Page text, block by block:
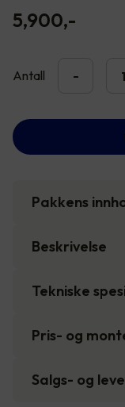
5,900,-
Antall -
Pakkens
Beskrivelse
Tekniske
Pris- og
Salgs- og